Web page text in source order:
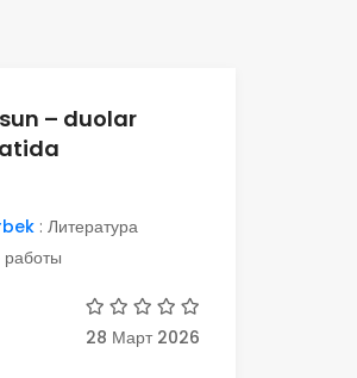
– duolar
: Литература
28 Март 2026